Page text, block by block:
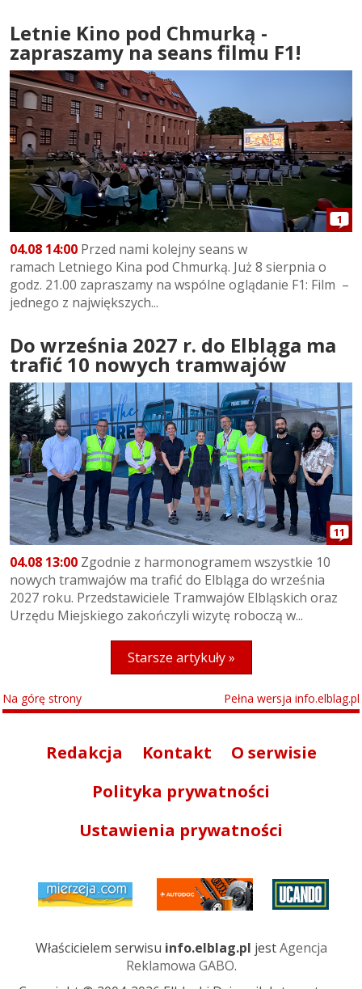
Letnie Kino pod Chmurką -
zapraszamy na seans filmu F1!
1
04.08 14:00 Przed nami kolejny seans w
ramach Letniego Kina pod Chmurką. Już 8 sierpnia o
godz. 21.00 zapraszamy na wspólne oglądanie F1: Film –
jednego z największych...
Do września 2027 r. do Elbląga ma
trafić 10 nowych tramwajów
11
04.08 13:00 Zgodnie z harmonogramem wszystkie 10
nowych tramwajów ma trafić do Elbląga do września
2027 roku. Przedstawiciele Tramwajów Elbląskich oraz
Urzędu Miejskiego zakończyli wizytę roboczą w...
Starsze artykuły »
Na górę strony Pełna wersja info.elblag.pl
Redakcja Kontakt
O serwisie
Polityka prywatności
Ustawienia prywatności
Właścicielem serwisu info.elblag.pl jestAgencja
Reklamowa GABO.